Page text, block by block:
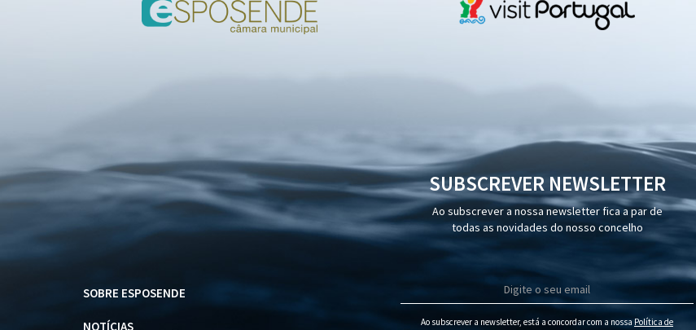
SUBSCREVER NEWSLETTER
Ao subscrever a nossa newsletter fica a par de
todas as novidades do nosso concelho
SOBRE ESPOSENDE
NOTÍCIAS Ao subscrever a newsletter, está a concordar com a nossa Política de